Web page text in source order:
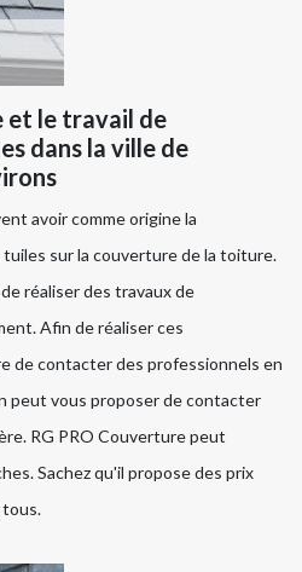
et le travail de
dans la ville de
avoir comme origine la
sur la couverture de la toiture.
réaliser des travaux de
Afin de réaliser ces
de contacter des professionnels en
peut vous proposer de contacter
RG PRO Couverture peut
Sachez qu'il propose des prix